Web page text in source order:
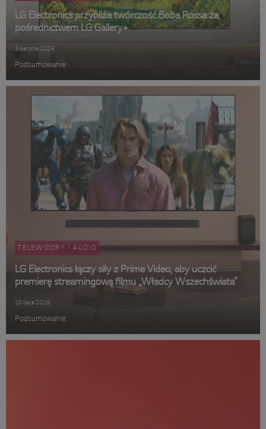
LG Electronics przybliża twórczość Boba Rossa za
pośrednictwem LG Gallery+
3 sierpnia 2026
Podsumowanie:
TELEWIZORY I AUDIO
LG Electronics łączy siły z Prime Video, aby uczcić
premierę streamingową filmu „Władcy Wszechświata”
20 lipca 2026
Podsumowanie: